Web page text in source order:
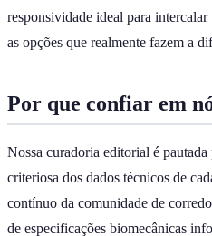
responsividade ideal para
as opções que realmente fazem a
Por que confiar em
Nossa curadoria editorial é
criteriosa dos dados técnicos de
contínuo da comunidade de
de especificações biomecânicas